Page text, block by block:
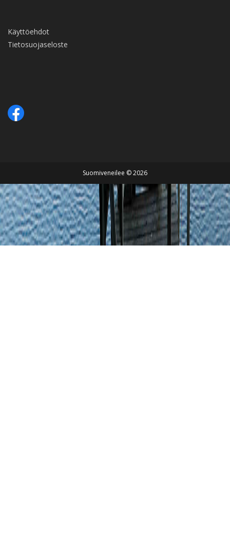
Käyttöehdot
Tietosuojaseloste
Suomiveneilee © 2026